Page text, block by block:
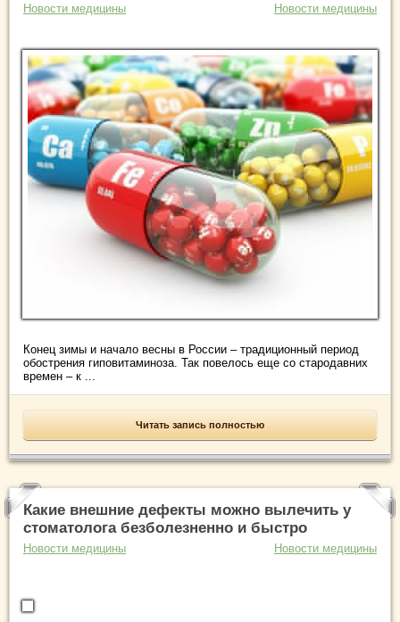
Новости медицины Новости медицины
Конец зимы и начало весны в России – традиционный период
обострения гиповитаминоза. Так повелось еще со стародавних
времен – к ...
Читать запись полностью
Какие внешние дефекты можно вылечить у
стоматолога безболезненно и быстро
Новости медицины Новости медицины